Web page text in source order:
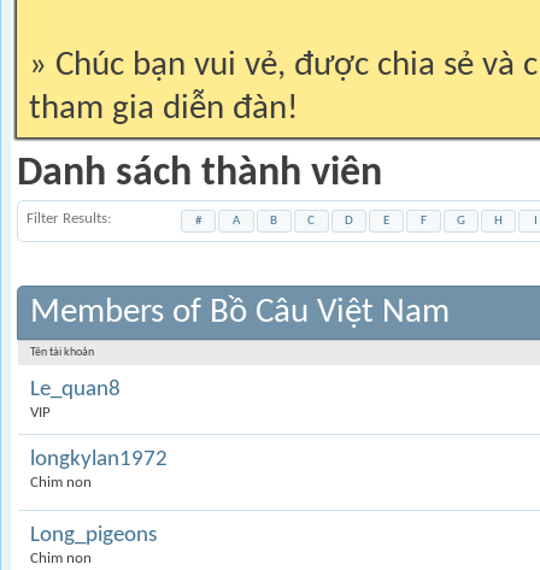
» Chúc bạn vui vẻ, được chia sẻ và
tham gia diễn đàn!
Danh sách thành viên
Filter Results # A B C D E F G H
Members of Bồ Câu Việt Nam
Tên tài khoản
Le_quan8
VIP
longkylan1972
Chim non
Long_pigeons
Chim non